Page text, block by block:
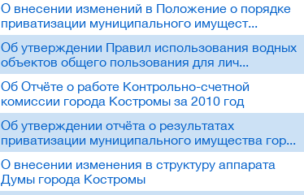
О внесении изменений в Положение о порядке
приватизации муниципального имущест...
Об утверждении Правил использования водных
объектов общего пользования для лич...
Об Отчёте о работе Контрольно-счетной
комиссии города Костромы за 2010 год
Об утверждении отчёта о результатах
приватизации муниципального имущества гор...
О внесении изменения в структуру аппарата
Думы города Костромы